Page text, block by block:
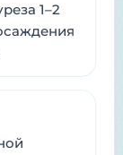
1–2